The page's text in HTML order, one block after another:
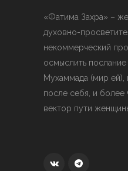
«Фатима Захра» –
духовно-
некоммерческий
осмыслить
Мухаммада (мир ей),
после себя, и более
вектор пути